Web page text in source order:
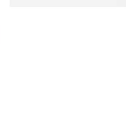
أنثيليوس لتصحيح
بالعمر بعامل حماية